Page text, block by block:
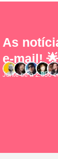
As
e-mail!
Junte-se a 2.856